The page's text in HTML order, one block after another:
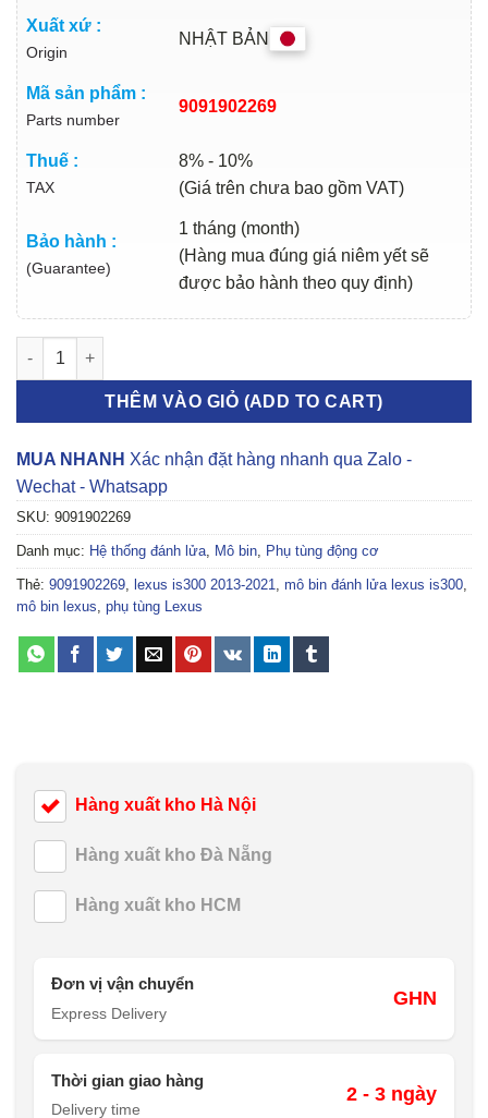
Xuất xứ :
Origin
NHẬT BẢN
Mã sản phẩm :
Parts number
9091902269
Thuế :
TAX
8% - 10%
(Giá trên chưa bao gồm VAT)
Bảo hành :
(Guarantee)
1 tháng (month)
(Hàng mua đúng giá niêm yết sẽ
được bảo hành theo quy định)
MÔ BIN ĐÁNH LỬA LEXUS IS300 2013-2021 | 9091902269 số
THÊM VÀO GIỎ (ADD TO CART)
MUA NHANH Xác nhận đặt hàng nhanh qua Zalo -
Wechat - Whatsapp
SKU: 9091902269
Danh mục: Hệ thống đánh lửa Mô bin Phụ tùng động cơ
Thẻ: 9091902269 lexus is300 2013-2021 mô bin đánh lửa lexus is300
mô bin lexus phụ tùng Lexus
Hàng xuất kho Hà Nội
Hàng xuất kho Đà Nẵng
Hàng xuất kho HCM
Đơn vị vận chuyển
Express Delivery
GHN
Thời gian giao hàng
Delivery time
2 - 3 ngày